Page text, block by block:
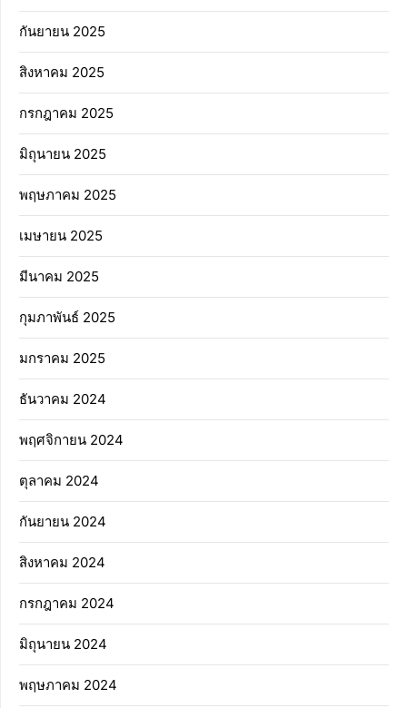
กันยายน 2025
สิงหาคม 2025
กรกฎาคม 2025
มิถุนายน 2025
พฤษภาคม 2025
เมษายน 2025
มีนาคม 2025
กุมภาพันธ์ 2025
มกราคม 2025
ธันวาคม 2024
พฤศจิกายน 2024
ตุลาคม 2024
กันยายน 2024
สิงหาคม 2024
กรกฎาคม 2024
มิถุนายน 2024
พฤษภาคม 2024